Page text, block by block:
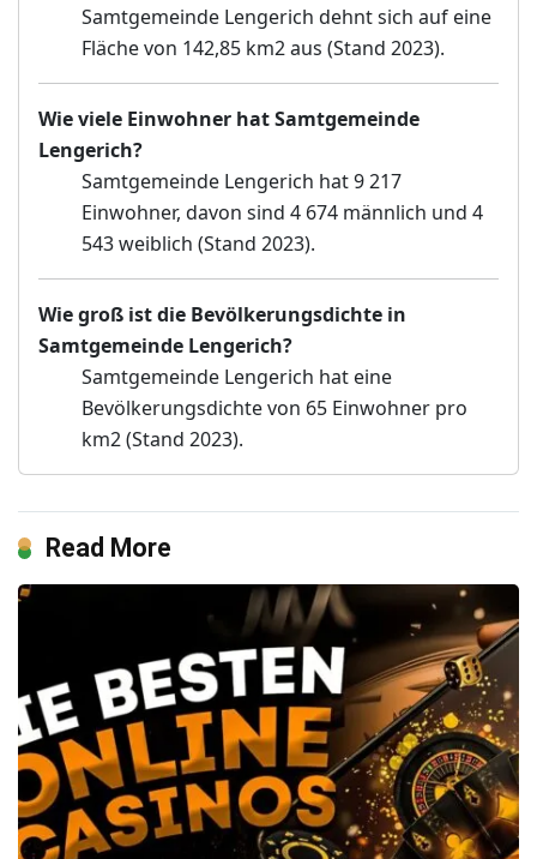
Samtgemeinde Lengerich dehnt sich auf eine
Fläche von 142,85 km2 aus (Stand 2023).
Wie viele Einwohner hat Samtgemeinde
Lengerich?
Samtgemeinde Lengerich hat 9 217
Einwohner, davon sind 4 674 männlich und 4
543 weiblich (Stand 2023).
Wie groß ist die Bevölkerungsdichte in
Samtgemeinde Lengerich?
Samtgemeinde Lengerich hat eine
Bevölkerungsdichte von 65 Einwohner pro
km2 (Stand 2023).
Read More